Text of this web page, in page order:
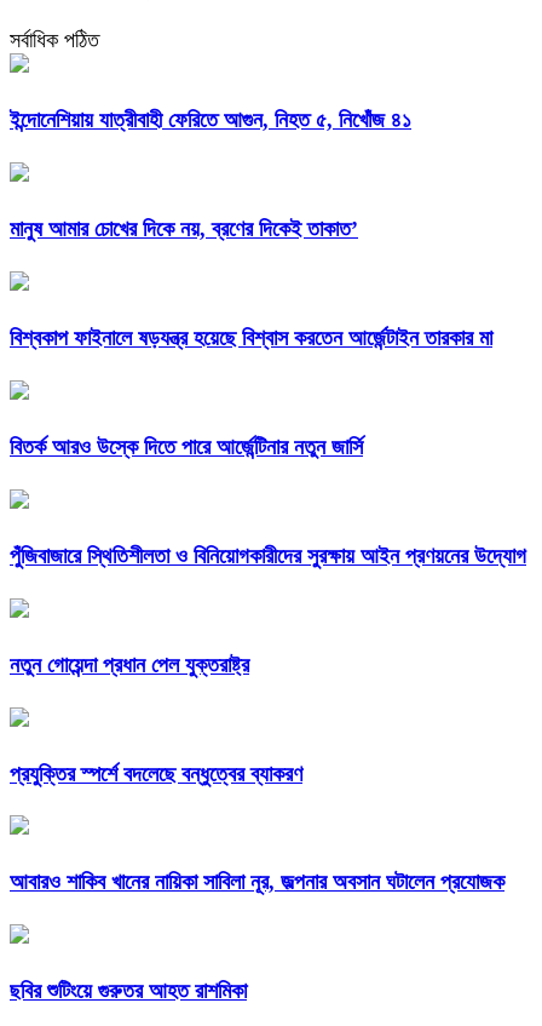
সর্বাধিক পঠিত
ইন্দোনেশিয়ায় যাত্রীবাহী ফেরিতে আগুন, নিহত ৫, নিখোঁজ ৪১
মানুষ আমার চোখের দিকে নয়, ব্রণের দিকেই তাকাত’
বিশ্বকাপ ফাইনালে ষড়যন্ত্র হয়েছে বিশ্বাস করতেন আর্জেন্টাইন তারকার মা
বিতর্ক আরও উস্কে দিতে পারে আর্জেন্টিনার নতুন জার্সি
পুঁজিবাজারে স্থিতিশীলতা ও বিনিয়োগকারীদের সুরক্ষায় আইন প্রণয়নের উদ্যোগ
নতুন গোয়েন্দা প্রধান পেল যুক্তরাষ্ট্র
প্রযুক্তির স্পর্শে বদলেছে বন্ধুত্বের ব্যাকরণ
আবারও শাকিব খানের নায়িকা সাবিলা নূর, জল্পনার অবসান ঘটালেন প্রযোজক
ছবির শুটিংয়ে গুরুতর আহত রাশমিকা